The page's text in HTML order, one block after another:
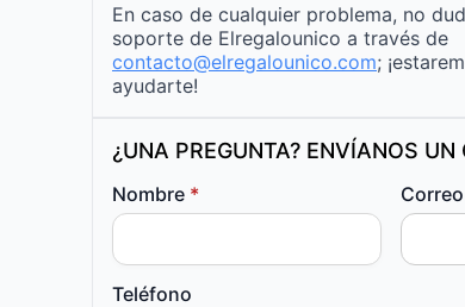
En caso de cualquier problema, no
soporte de Elregalounico a través de
contacto@elregalounico.com;
ayudarte!
¿UNA PREGUNTA? ENVÍANOS UN
Nombre *
Teléfono